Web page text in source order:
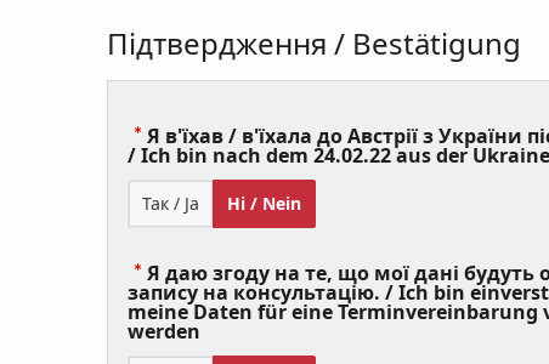
Підтвердження / Bestätigung
Я в'їхав / в'їхала до Австрії з України
/ Ich bin nach dem 24.02.22 aus der
Так / Ja Ні / Nein
Я даю згоду на те, що мої дані будуть
запису на консультацію. / Ich bin
meine Daten für eine Terminvereinbarung
werden
Required)